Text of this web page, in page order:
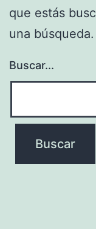
que estás
una búsqueda.
Buscar...